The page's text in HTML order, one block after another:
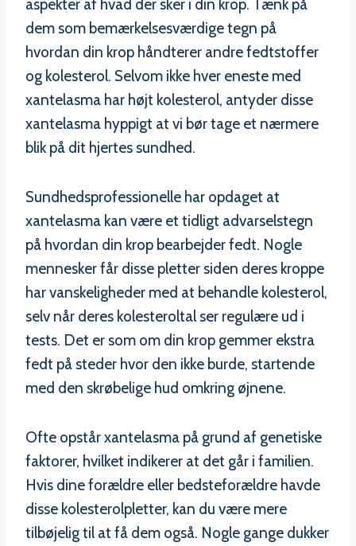
aspekter af hvad der sker i din krop. Tænk på
dem som bemærkelsesværdige tegn på
hvordan din krop håndterer andre fedtstoffer
og kolesterol. Selvom ikke hver eneste med
xantelasma har højt kolesterol, antyder disse
xantelasma hyppigt at vi bør tage et nærmere
blik på dit hjertes sundhed.
Sundhedsprofessionelle har opdaget at
xantelasma kan være et tidligt advarselstegn
på hvordan din krop bearbejder fedt. Nogle
mennesker får disse pletter siden deres kroppe
har vanskeligheder med at behandle kolesterol,
selv når deres kolesteroltal ser regulære ud i
tests. Det er som om din krop gemmer ekstra
fedt på steder hvor den ikke burde, startende
med den skrøbelige hud omkring øjnene.
Ofte opstår xantelasma på grund af genetiske
faktorer, hvilket indikerer at det går i familien.
Hvis dine forældre eller bedsteforældre havde
disse kolesterolpletter, kan du være mere
tilbøjelig til at få dem også. Nogle gange dukker